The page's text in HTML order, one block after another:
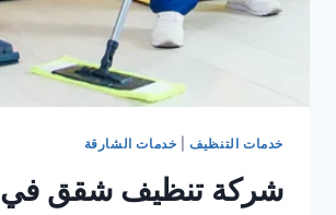
خدمات التنظيف| خدمات الشارقة
شركة تنظيف شقق في